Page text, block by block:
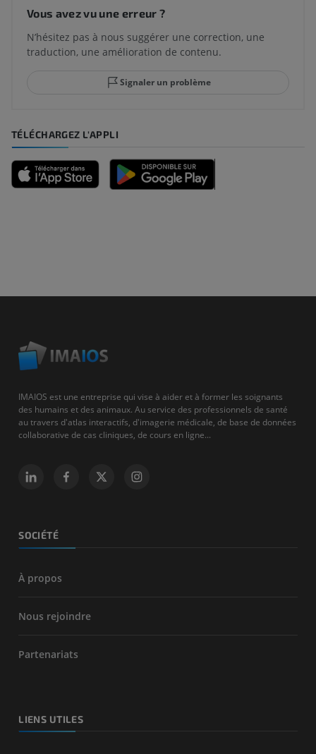
Vous avez vu une erreur ?
N’hésitez pas à nous suggérer une correction, une
traduction, une amélioration de contenu.
Signaler un problème
TÉLÉCHARGEZ L'APPLI
IMAIOS est une entreprise qui vise à aider et à former les soignants
des humains et des animaux. Au service des professionnels de santé
au travers d'atlas interactifs, d'imagerie médicale, de base de données
collaborative de cas cliniques, de cours en ligne...
SOCIÉTÉ
À propos
Nous rejoindre
Partenariats
LIENS UTILES